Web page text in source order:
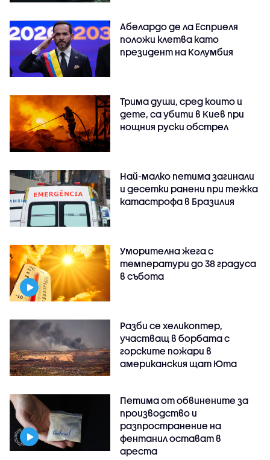
Абелардо де ла Есприеля
положи клетва като
президент на Колумбия
Трима души, сред които и
дете, са убити в Киев при
нощния руски обстрел
Най-малко петима загинали
и десетки ранени при тежка
катастрофа в Бразилия
Уморителна жега с
температури до 38 градуса
в събота
Разби се хеликоптер,
участващ в борбата с
горските пожари в
американския щат Юта
Петима от обвинените за
производство и
разпространение на
фентанил остават в
ареста